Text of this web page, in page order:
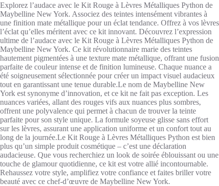
Explorez l’audace avec le Kit Rouge à Lèvres Métalliques Python de
Maybelline New York. Associez des teintes intensément vibrantes à
une finition mate métallique pour un éclat tendance. Offrez à vos lèvres
l’éclat qu’elles méritent avec ce kit innovant. Découvrez l’expression
ultime de l’audace avec le Kit Rouge à Lèvres Métalliques Python de
Maybelline New York. Ce kit révolutionnaire marie des teintes
hautement pigmentées à une texture mate métallique, offrant une fusion
parfaite de couleur intense et de finition lumineuse. Chaque nuance a
été soigneusement sélectionnée pour créer un impact visuel audacieux
tout en garantissant une tenue durable.Le nom de Maybelline New
York est synonyme d’innovation, et ce kit ne fait pas exception. Les
nuances variées, allant des rouges vifs aux nuances plus sombres,
offrent une polyvalence qui permet à chacun de trouver la teinte
parfaite pour son style unique. La formule soyeuse glisse sans effort
sur les lèvres, assurant une application uniforme et un confort tout au
long de la journée.Le Kit Rouge à Lèvres Métalliques Python est bien
plus qu’un simple produit cosmétique – c’est une déclaration
audacieuse. Que vous recherchiez un look de soirée éblouissant ou une
touche de glamour quotidienne, ce kit est votre allié incontournable.
Rehaussez votre style, amplifiez votre confiance et faites briller votre
beauté avec ce chef-d’œuvre de Maybelline New York.